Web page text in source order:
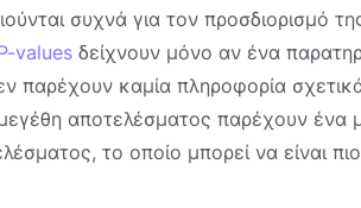
συχνά για τον προσδιορισμό
values δείχνουν μόνο αν ένα
παρέχουν καμία πληροφορία
αποτελέσματος παρέχουν ένα
το οποίο μπορεί να είναι